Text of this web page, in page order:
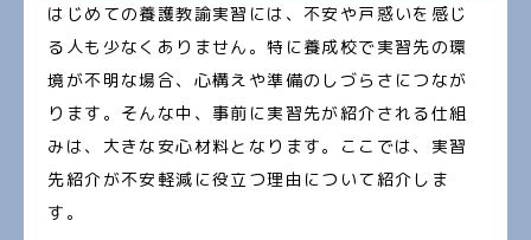
はじめての養護教諭実習には、不安や戸惑いを感じ
る人も少なくありません。特に養成校で実習先の環
境が不明な場合、心構えや準備のしづらさにつなが
ります。そんな中、事前に実習先が紹介される仕組
みは、大きな安心材料となります。ここでは、実習
先紹介が不安軽減に役立つ理由について紹介しま
す。